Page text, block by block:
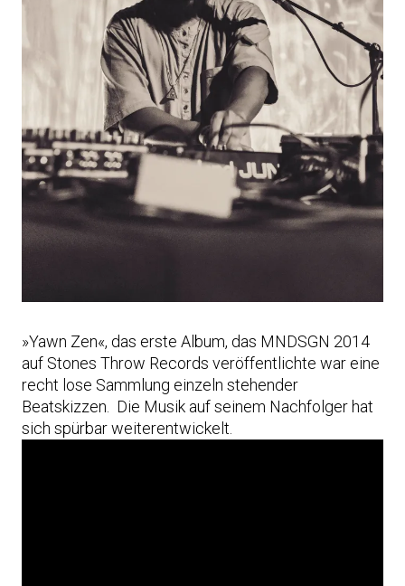
»Yawn Zen«, das erste Album, das MNDSGN 2014
auf Stones Throw Records veröffentlichte war eine
recht lose Sammlung einzeln stehender
Beatskizzen. Die Musik auf seinem Nachfolger hat
sich spürbar weiterentwickelt.